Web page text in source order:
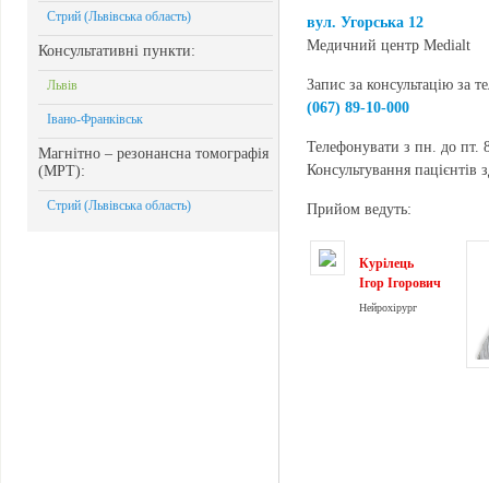
вул. Угорська 12
Медичний центр Medialt
Запис за консультацію за
(067) 89-10-000
Телефонувати з пн. до пт.
Консультування
Прийом ведуть:
Курілець
Ігор Ігорович
Нейрохірург
Стрий (Львівська область)
Консультативні пункти:
Львів
Івано-Франківськ
Магнітно – резонансна томографія
(МРТ):
Стрий (Львівська область)